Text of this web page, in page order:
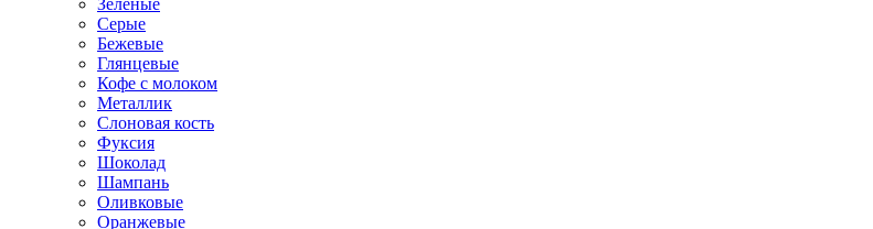
Серые
Бежевые
Глянцевые
Кофе с молоком
Металлик
Слоновая кость
Фуксия
Шоколад
Шампань
Оливковые
Оранжевые